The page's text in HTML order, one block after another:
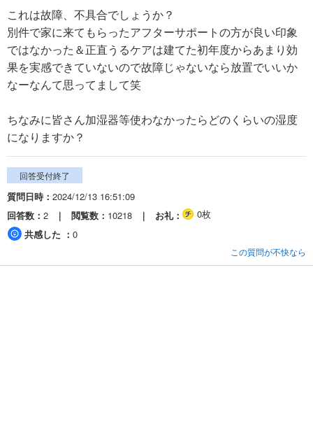
これは故障、不具合でしょうか？
別件で家に来てもらったアフターサポートの方が良い印象
ではなかった＆正直うるケアは建てた初年度からあまり効
果を実感できていないので故障じゃないなら放置でいいか
なーなんて思ってまして笑
ちなみに皆さん加湿器等使わなかったらどのくらいの湿度
になりますか？
回答受付終了
質問日時
2024/12/13 16:51:09
回答数
2 閲覧数 10218 お礼
0枚
共感した
0
この質問が不快なら